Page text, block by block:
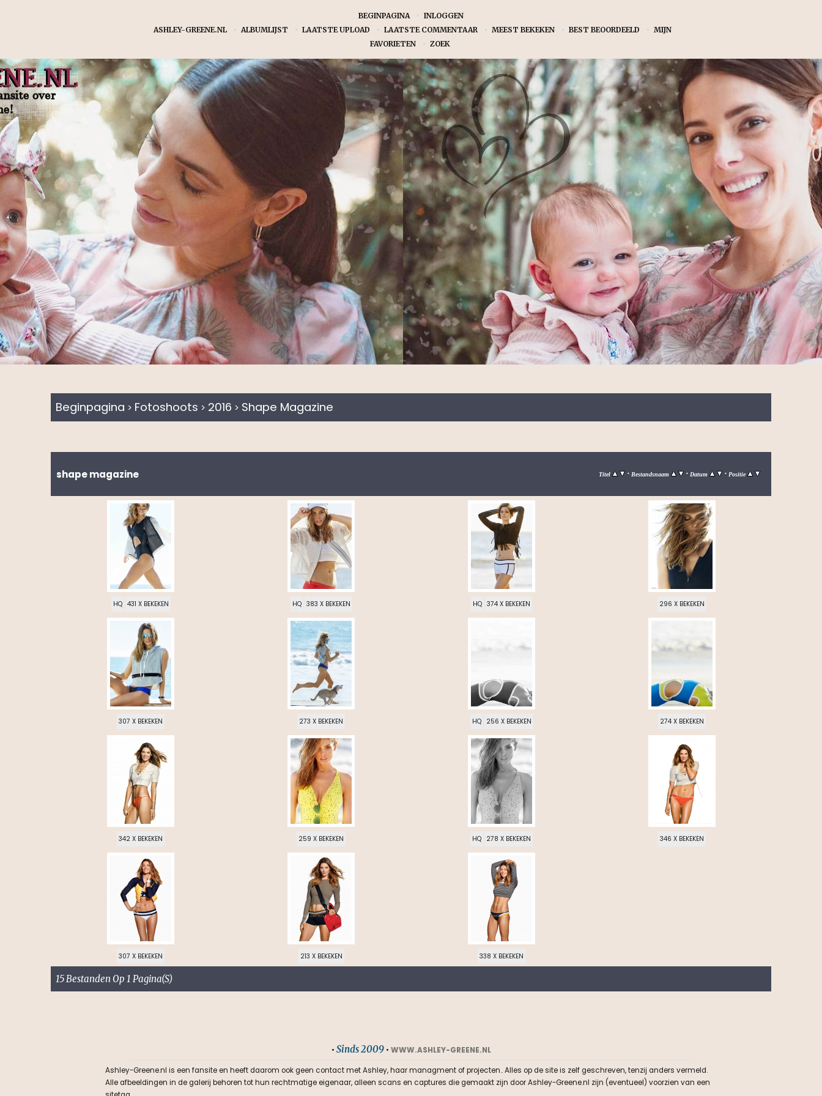
BEGINPAGINA • INLOGGEN
ASHLEY-GREENE.NL
• ALBUMLIJST • LAATSTE UPLOAD • LAATSTE COMMENTAAR • MEEST BEKEKEN • BEST BEOORDEELD • MIJN
FAVORIETEN
• ZOEK
Beginpagina > Fotoshoots > 2016 > Shape Magazine
shape magazine Titel • Bestandsnaam • Datum • Positie
HQ 431 X BEKEKEN HQ 383 X BEKEKEN HQ 374 X BEKEKEN 296 X BEKEKEN
307 X BEKEKEN 273 X BEKEKEN HQ 256 X BEKEKEN 274 X BEKEKEN
342 X BEKEKEN 259 X BEKEKEN HQ 278 X BEKEKEN 346 X BEKEKEN
307 X BEKEKEN 213 X BEKEKEN 338 X BEKEKEN
15 Bestanden Op 1 Pagina(s)
• Sinds 2009• WWW.ASHLEY-GREENE.NL
Ashley-Greene.nl is een fansite en heeft daarom ook geen contact met Ashley, haar managment of projecten.. Alles op de site is zelf geschreven, tenzij anders vermeld.
Alle afbeeldingen in de galerij behoren tot hun rechtmatige eigenaar, alleen scans en captures die gemaakt zijn door Ashley-Greene.nl zijn (eventueel) voorzien van een